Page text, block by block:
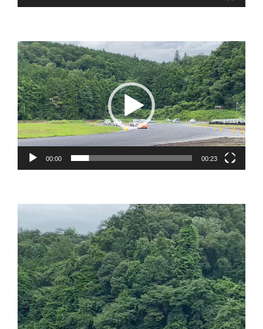
動
画
プ
レ
ー
ヤ
00:00 00:23
動
画
プ
レ
ー
ヤ
ー